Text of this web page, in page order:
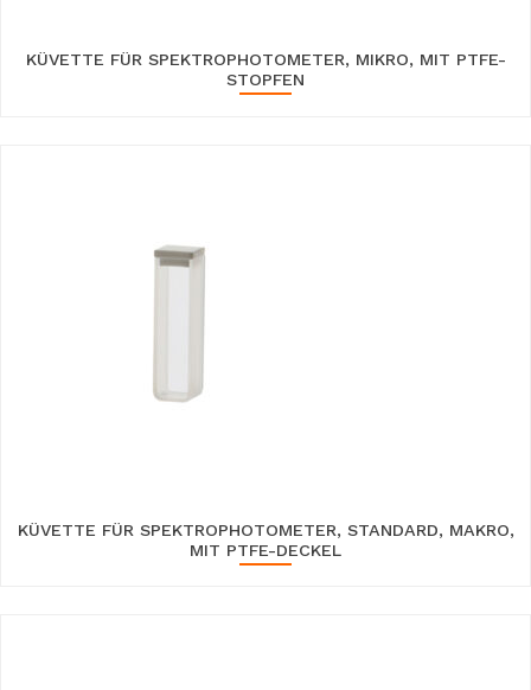
KÜVETTE FÜR SPEKTROPHOTOMETER, MIKRO, MIT PTFE-
STOPFEN
KÜVETTE FÜR SPEKTROPHOTOMETER, STANDARD, MAKRO,
MIT PTFE-DECKEL